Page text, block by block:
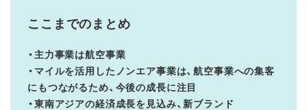
ここまでのまとめ
・主力事業は航空事業
・マイルを活用したノンエア事業は、航空事業への集客
にもつながるため、今後の成長に注目
・東南アジアの経済成長を見込み、新ブランド